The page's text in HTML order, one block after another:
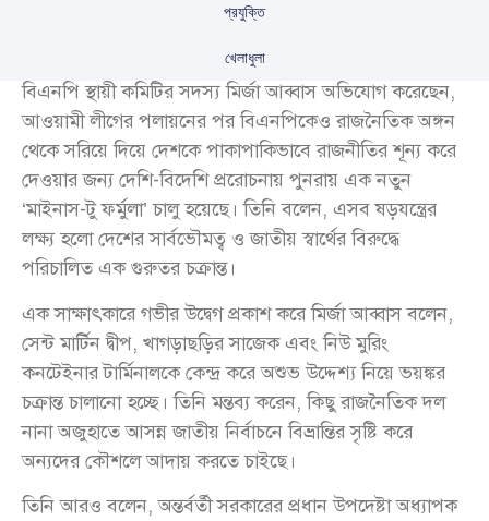
প্রযুক্তি
খেলাধুলা
বিএনপি স্থায়ী কমিটির সদস্য মির্জা আব্বাস অভিযোগ করেছেন,
আওয়ামী লীগের পলায়নের পর বিএনপিকেও রাজনৈতিক অঙ্গন
থেকে সরিয়ে দিয়ে দেশকে পাকাপাকিভাবে রাজনীতির শূন্য করে
দেওয়ার জন্য দেশি-বিদেশি প্ররোচনায় পুনরায় এক নতুন
‘মাইনাস-টু ফর্মুলা’ চালু হয়েছে। তিনি বলেন, এসব ষড়যন্ত্রের
লক্ষ্য হলো দেশের সার্বভৌমত্ব ও জাতীয় স্বার্থের বিরুদ্ধে
পরিচালিত এক গুরুতর চক্রান্ত।
এক সাক্ষাৎকারে গভীর উদ্বেগ প্রকাশ করে মির্জা আব্বাস বলেন,
সেন্ট মার্টিন দ্বীপ, খাগড়াছড়ির সাজেক এবং নিউ মুরিং
কনটেইনার টার্মিনালকে কেন্দ্র করে অশুভ উদ্দেশ্য নিয়ে ভয়ঙ্কর
চক্রান্ত চালানো হচ্ছে। তিনি মন্তব্য করেন, কিছু রাজনৈতিক দল
নানা অজুহাতে আসন্ন জাতীয় নির্বাচনে বিভ্রান্তির সৃষ্টি করে
অন্যদের কৌশলে আদায় করতে চাইছে।
তিনি আরও বলেন, অন্তর্বর্তী সরকারের প্রধান উপদেষ্টা অধ্যাপক